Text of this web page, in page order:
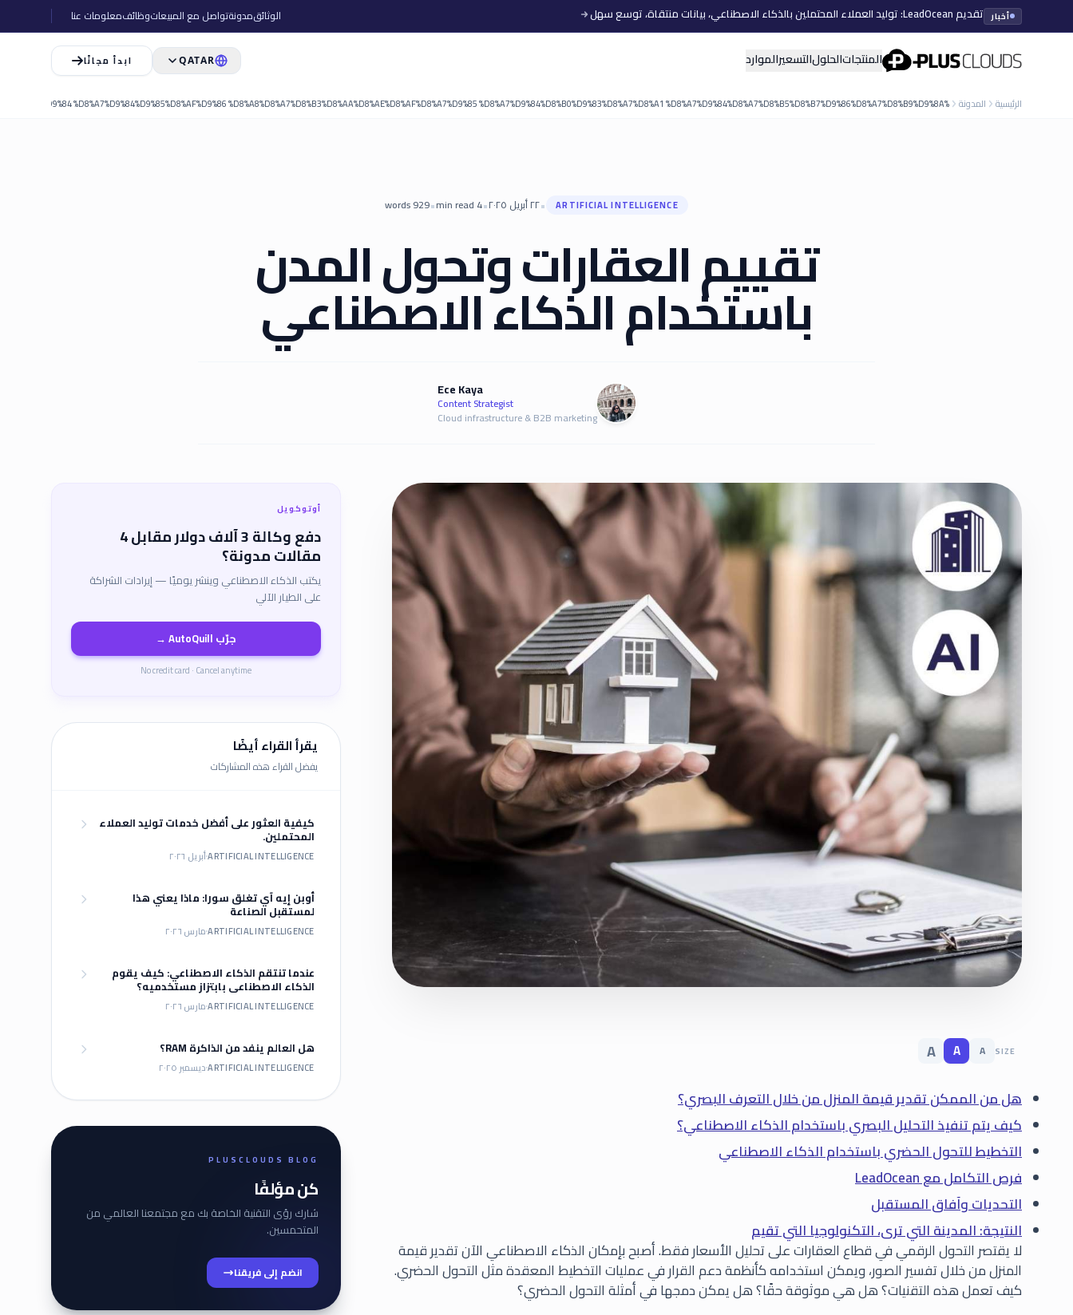
أخبار تقديم LeadOcean: توليد العملاء المحتملين بالذكاء الاصطناعي، بيانات منتقاة، توسع سهل الوثائقمدونةتواصل مع المبيعاتوظائفمعلومات عنا
PlusClouds المنتجاتالحلولالتسعيرالموارد QATAR ابدأ مجانًا
الرئيسية المدونة %D8%AA%D9%82%D9%8A%D9%8A%D9%85 %D8%A7%D9%84%D8%B9%D9%82%D8%A7%D8%B1%D8%A7%D8%AA %D9%88%D8%AA%D8%AD%D9%88%D9%84 %D8%A7%D9%84%D9%85%D8%AF%D9%86 %D8%A8%D8%A7%D8%B3%D8%AA%D8%AE%D8%AF%D8%A7%D9%85 %D8%A7%D9%84%D8%B0%D9%83%D8%A7%D8%A1 %D8%A7%D9%84%D8%A7%D8%B5%D8%B7%D9%86%D8%A7%D8%B9%D9%8A
ARTIFICIAL INTELLIGENCE
•٢٢ أبريل ٢٠٢٥ •
4
•
929
تقييم العقارات وتحول المدن
باستخدام الذكاء الاصطناعي
Ece Kaya
Content Strategist
Cloud infrastructure & B2B marketing
SIZE
A
A
A
هل من الممكن تقدير قيمة المنزل من خلال التعرف البصري؟
كيف يتم تنفيذ التحليل البصري باستخدام الذكاء الاصطناعي؟
التخطيط للتحول الحضري باستخدام الذكاء الاصطناعي
فرص التكامل مع LeadOcean
التحديات وآفاق المستقبل
النتيجة: المدينة التي ترى، التكنولوجيا التي تقيم
لا يقتصر التحول الرقمي في قطاع العقارات على تحليل الأسعار فقط. أصبح بإمكان الذكاء الاصطناعي الآن تقدير قيمة
المنزل من خلال تفسير الصور، ويمكن استخدامه كأنظمة دعم القرار في عمليات التخطيط المعقدة مثل التحول الحضري.
كيف تعمل هذه التقنيات؟ هل هي موثوقة حقًا؟ هل يمكن دمجها في أمثلة التحول الحضري؟
أوتوكويل
دفع وكالة 3 آلاف دولار مقابل 4
مقالات مدونة؟
يكتب الذكاء الاصطناعي وينشر يوميًا — إيرادات الشراكة
على الطيار الآلي
جرّب AutoQuill →
No credit card · Cancel anytime
يقرأ القراء أيضًا
يفضل القراء هذه المشاركات
كيفية العثور على أفضل خدمات توليد العملاء
المحتملين.
ARTIFICIAL INTELLIGENCEأبريل ٢٠٢٦
أوبن إيه آي تغلق سورا: ماذا يعني هذا
لمستقبل الصناعة
ARTIFICIAL INTELLIGENCEمارس ٢٠٢٦
عندما تنتقم الذكاء الاصطناعي: كيف يقوم
الذكاء الاصطناعي بابتزاز مستخدميه؟
ARTIFICIAL INTELLIGENCEمارس ٢٠٢٦
هل العالم ينفد من الذاكرة RAM؟
ARTIFICIAL INTELLIGENCEديسمبر ٢٠٢٥
PLUSCLOUDS BLOG
كن مؤلفًا
شارك رؤى التقنية الخاصة بك مع مجتمعنا العالمي من
المتحمسين.
انضم إلى فريقنا